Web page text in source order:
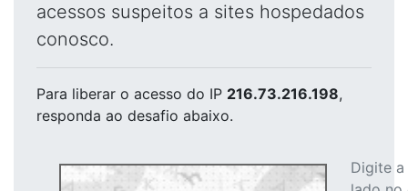
acessos suspeitos a sites hospedados
conosco.
Para liberar o acesso do IP 216.73.216.198,
responda ao desafio abaixo.
Digite